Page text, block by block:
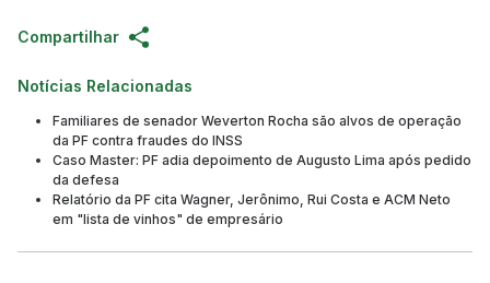
Compartilhar
Notícias Relacionadas
Familiares de senador Weverton Rocha são alvos de operação
da PF contra fraudes do INSS
Caso Master: PF adia depoimento de Augusto Lima após pedido
da defesa
Relatório da PF cita Wagner, Jerônimo, Rui Costa e ACM Neto
em "lista de vinhos" de empresário